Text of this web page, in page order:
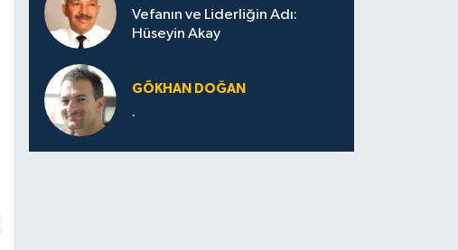
Vefanın ve Liderliğin Adı:
Hüseyin Akay
GÖKHAN DOĞAN
.